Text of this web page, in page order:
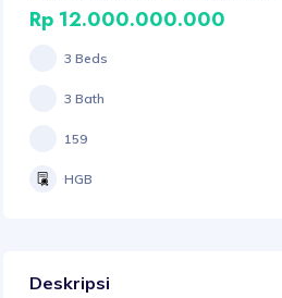
Rp 12.000.000.000
3 Beds
3 Bath
159
HGB
Deskripsi